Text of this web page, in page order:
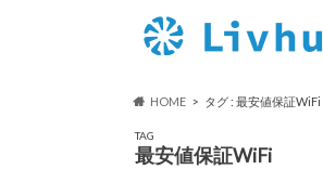
HOME タグ : 最安値保証WiFi
TAG
最安値保証WiFi